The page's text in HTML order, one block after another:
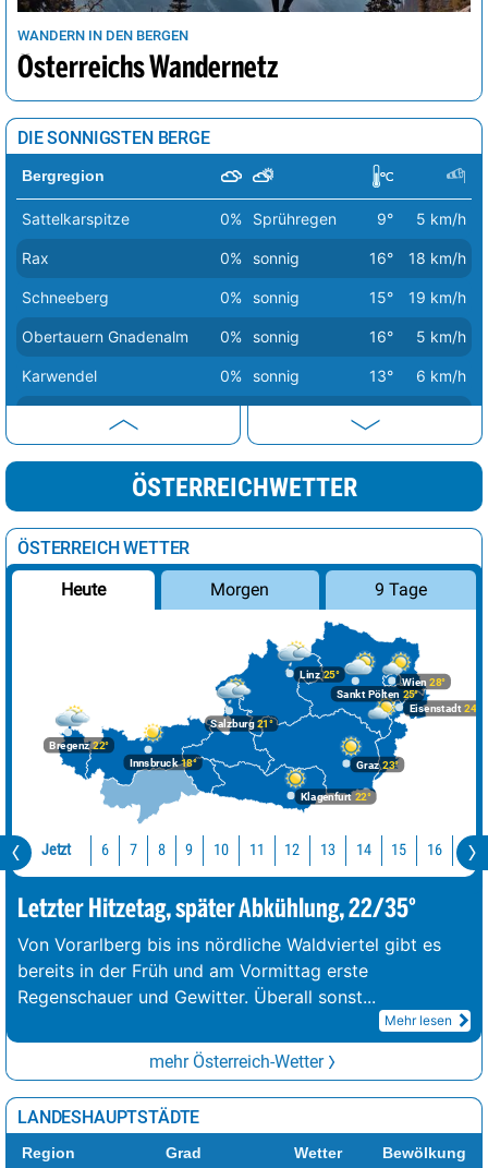
WANDERN IN DEN BERGEN
Österreichs Wandernetz
DIE SONNIGSTEN BERGE
Bergregion
Sattelkarspitze 0% Sprühregen 9° 5 km/h
Rax 0% sonnig 16° 18 km/h
Schneeberg 0% sonnig 15° 19 km/h
Obertauern Gnadenalm 0% sonnig 16° 5 km/h
Karwendel 0% sonnig 13° 6 km/h
Turracher Höhe 14°
0% sonnig
Großer Priel 9% sonnig 10° 4 km/h
Hoher Dachstein 20% heiter 6° 1 km/h
68% wolkig 15° 6 km/h
wolkig 20° 11 km/h
89% stark bewölkt 2° 13 km/h
Hochficht 90% Regen 15°
Ötscher 90% Sprühregen 14°
stark bewölkt 14°
Schesaplana 91% Sprühregen 7° 7 km/h
ÖSTERREICHWETTER
ÖSTERREICH WETTER
Heute Morgen 9 Tage
Bregenz22°
Graz23°
Innsbruck18°
Klagenfurt 22°
Linz25°
Salzburg21°
Wien 28°
Eisenstadt 24°
Sankt Pölten 25°
Jetzt 6 7 8 9 10 11 12 13 14 15 16 17
Letzter Hitzetag, später Abkühlung, 22/35°
Von Vorarlberg bis ins nördliche Waldviertel gibt es
bereits in der Früh und am Vormittag erste
Regenschauer und Gewitter. Überall sonst...
Mehr lesen
mehr Österreich-Wetter
LANDESHAUPTSTÄDTE
Region Grad Wetter Bewölkung